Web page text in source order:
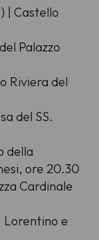
| Castello
Palazzo
Riviera del
del SS.
della
ore 20.30
Cardinale
Lorentino e